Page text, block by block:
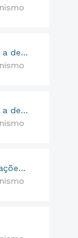
Lista de processos submetidos a despacho - 09-02-2018 a 19-02-2018
Lista de processos submetidos a despacho -08-03-2018 a 19-03-2018
Lista de processos de comunicações prévias - 01-01-2018 a 12-09-2018